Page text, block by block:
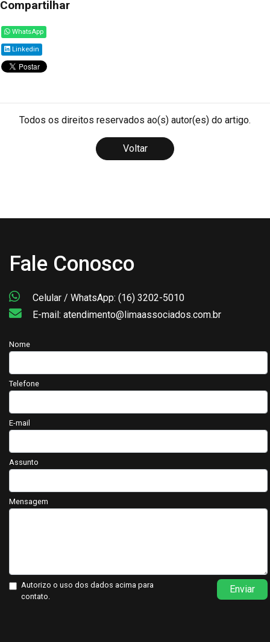
Compartilhar
WhatsApp
Linkedin
Todos os direitos reservados ao(s) autor(es) do artigo.
Voltar
Fale Conosco
Celular / WhatsApp: (16) 3202-5010
E-mail: atendimento@limaassociados.com.br
Nome
Telefone
E-mail
Assunto
Mensagem
Autorizo o uso dos dados acima para
contato.
Enviar